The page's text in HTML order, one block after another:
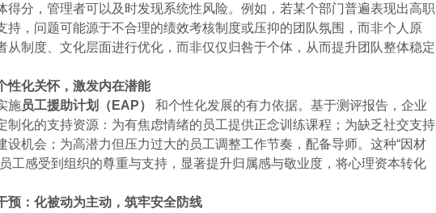
得分，管理者可以及时发现系统性风险。例如，若某个部门普遍表现出高职
持，问题可能源于不合理的绩效考核制度或压抑的团队氛围，而非个人原
从制度、文化层面进行优化，而非仅仅归咎于个体，从而提升团队整体稳定
性化关怀，激发内在潜能
施员工援助计划（EAP）
和个性化发展的有力依据。基于测评报告，企业
制化的支持资源：为有焦虑情绪的员工提供正念训练课程；为缺乏社交支持
设机会；为高潜力但压力过大的员工调整工作节奏，配备导师。这种“因材
工感受到组织的尊重与支持，显著提升归属感与敬业度，将心理资本转化
预：化被动为主动，筑牢安全防线